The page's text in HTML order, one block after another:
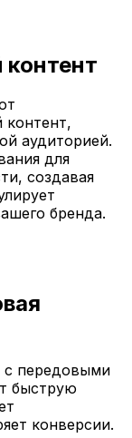
аудиторией.
для
создавая
бренда.
с передовыми
быструю
конверсии.